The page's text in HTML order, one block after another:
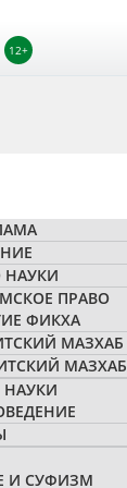
12+
НАУКИ
ПРАВО
ФИКХА
МАЗХАБ
МАЗХАБ
НАУКИ
И СУФИЗМ